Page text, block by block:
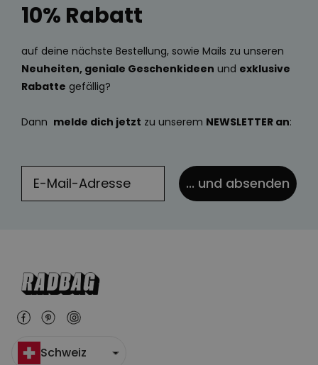
10% Rabatt
auf deine nächste Bestellung, sowie Mails zu unseren
Neuheiten, geniale Geschenkideen und exklusive
Rabatte gefällig?
Dann melde dich jetzt zu unserem NEWSLETTER an:
... und absenden
Schweiz